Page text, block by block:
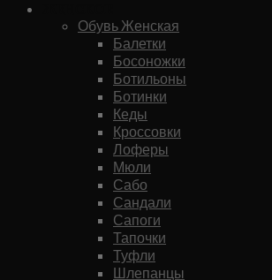
Обувь Женская
Балетки
Босоножки
Ботильоны
Ботинки
Кеды
Кроссовки
Лоферы
Мюли
Сабо
Сандали
Сапоги
Тапочки
Туфли
Шлепанцы